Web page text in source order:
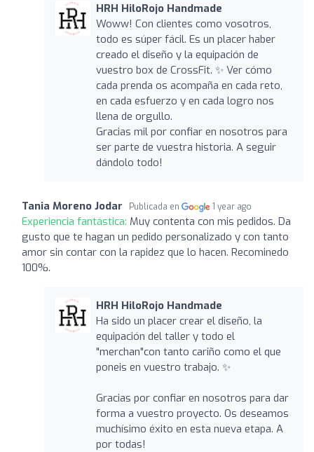
HRH HiloRojo Handmade
Woww! Con clientes como vosotros,
todo es súper fácil. Es un placer haber
creado el diseño y la equipación de
vuestro box de CrossFit. ✨ Ver cómo
cada prenda os acompaña en cada reto,
en cada esfuerzo y en cada logro nos
llena de orgullo.
Gracias mil por confiar en nosotros para
ser parte de vuestra historia. A seguir
dándolo todo! ️
Tania Moreno Jodar Publicada en 1 year ago
Experiencia fantástica: Muy contenta con mis pedidos. Da
gusto que te hagan un pedido personalizado y con tanto
amor sin contar con la rapidez que lo hacen. Recominedo
100%.
HRH HiloRojo Handmade
Ha sido un placer crear el diseño, la
equipación del taller y todo el
"merchan"con tanto cariño como el que
poneis en vuestro trabajo. ✨
Gracias por confiar en nosotros para dar
forma a vuestro proyecto. Os deseamos
muchísimo éxito en esta nueva etapa. A
por todas!